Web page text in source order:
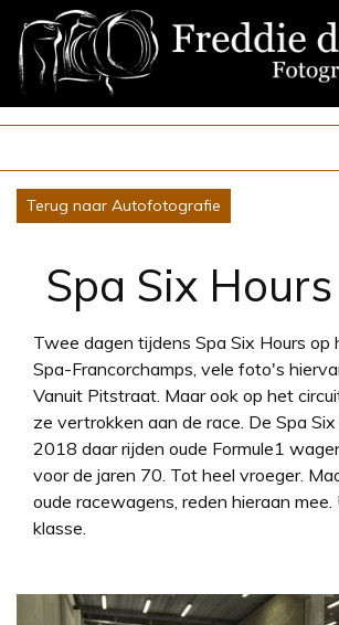
Terug naar Autofotografie
Spa Six
Twee dagen tijdens Spa Six Hours op
Spa-Francorchamps, vele foto's
Vanuit Pitstraat. Maar ook op het
ze vertrokken aan de race. De Spa Six
2018 daar rijden oude Formule1
voor de jaren 70. Tot heel vroeger.
oude racewagens, reden hieraan
klasse.